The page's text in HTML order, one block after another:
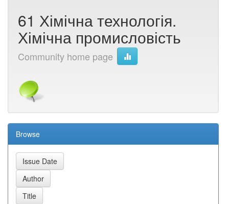
61 Хімічна технологія.
Хімічна промисловість
Community home page
Browse